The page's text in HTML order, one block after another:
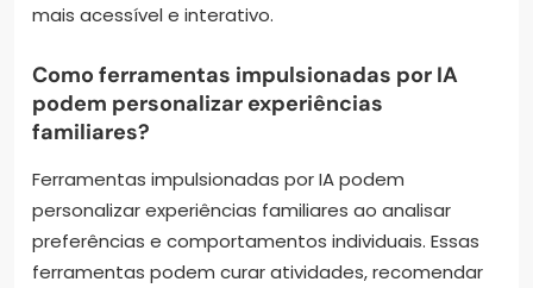
mais acessível e interativo.
Como ferramentas impulsionadas por IA
podem personalizar experiências
familiares?
Ferramentas impulsionadas por IA podem
personalizar experiências familiares ao analisar
preferências e comportamentos individuais. Essas
ferramentas podem curar atividades, recomendar